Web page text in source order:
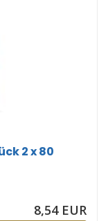
2 x 80
8,54 EUR